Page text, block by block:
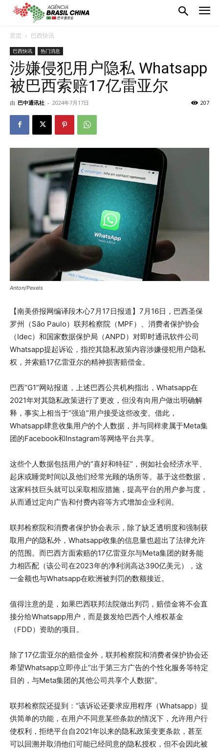
首页 巴西快讯
巴西快讯 热门消息
涉嫌侵犯用户隐私 Whatsapp
被巴西索赔17亿雷亚尔
由 巴中通讯社 - 2024年7月17日 207
Anton/Pexels
【南美侨报网编译段木心7月17日报道】7月16日，巴西圣保
罗州（São Paulo）联邦检察院（MPF）、消费者保护协会
（Idec）和国家数据保护局（ANPD）对即时通讯软件公司
Whatsapp提起诉讼，指控其隐私政策内容涉嫌侵犯用户隐私
权，并索赔17亿雷亚尔的精神损害赔偿金。
巴西“G1”网站报道，上述巴西公共机构指出，Whatsapp在
2021年对其隐私政策进行了更改，但没有向用户做出明确解
释，事实上相当于“强迫”用户接受这些改变。借此，
Whatsapp肆意收集用户的个人数据，并与同样隶属于Meta集
团的Facebook和Instagram等网络平台共享。
这些个人数据包括用户的“喜好和特征”，例如社会经济水平、
起床或睡觉时间以及他们经常光顾的场所等。基于这些数据，
这家科技巨头就可以采取相应措施，提高平台的用户参与度，
从而通过定向广告和付费内容等方式增加企业利润。
联邦检察院和消费者保护协会表示，除了缺乏透明度和强制获
取用户的隐私外，Whatsapp收集的信息量也超出了法律允许
的范围。而巴西方面索赔的17亿雷亚尔与Meta集团的财务能
力相匹配（该公司在2023年的净利润高达390亿美元），这
一金额也与Whatsapp在欧洲被判罚的数额接近。
值得注意的是，如果巴西联邦法院做出判罚，赔偿金将不会直
接分给Whatsapp用户，而是拨发给巴西个人维权基金
（FDD）资助的项目。
除了17亿雷亚尔的赔偿金外，联邦检察院和消费者保护协会还
希望Whatsapp立即停止“出于第三方广告的个性化服务等特定
目的，与Meta集团的其他公司共享个人数据”。
联邦检察院还提到：“该诉讼还要求应用程序（Whatsapp）提
供简单的功能，在用户不同意某些条款的情况下，允许用户行
使权利，拒绝平台自2021年以来的隐私政策变更条款，甚至
可以回溯并取消他们可能已经同意的隐私授权，但不会因此被